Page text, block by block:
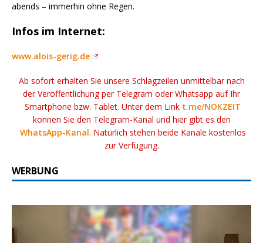
abends – immerhin ohne Regen.
Infos im Internet:
www.alois-gerig.de
Ab sofort erhalten Sie unsere Schlagzeilen unmittelbar nach
der Veröffentlichung per Telegram oder Whatsapp auf Ihr
Smartphone bzw. Tablet. Unter dem Link t.me/NOKZEIT
können Sie den Telegram-Kanal und hier gibt es den
WhatsApp-Kanal. Natürlich stehen beide Kanäle kostenlos
zur Verfügung.
WERBUNG